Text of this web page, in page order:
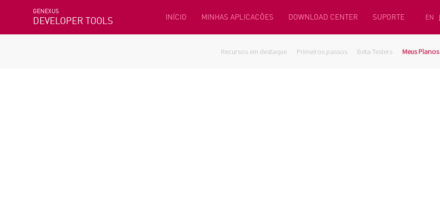
GENEXUS
DEVELOPER TOOLS INÍCIO MINHAS APLICACÕES DOWNLOAD CENTER SUPORTE EN
Recursos em destaque Primeiros passos Beta Testers Meus Planos